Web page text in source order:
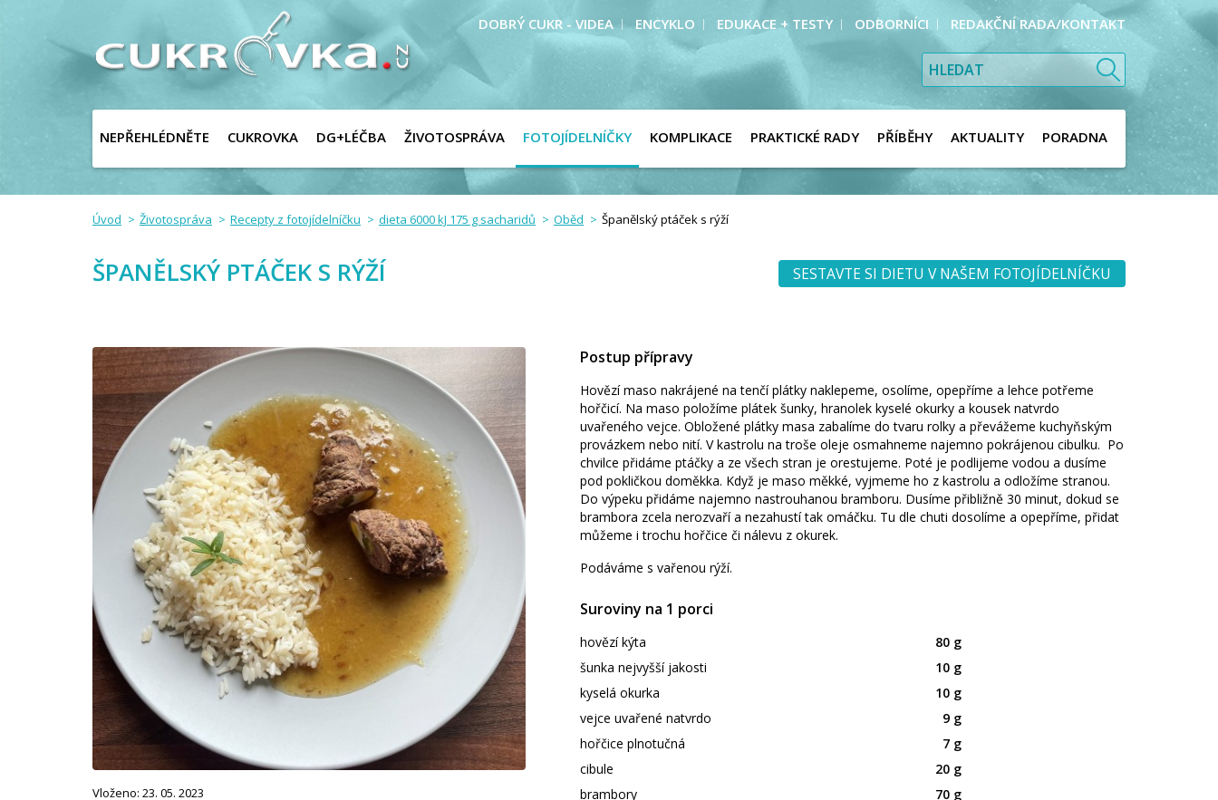
DOBRÝ CUKR - VIDEA ENCYKLO EDUKACE + TESTY ODBORNÍCI REDAKČNÍ RADA/KONTAKT
NEPŘEHLÉDNĚTE CUKROVKA DG+LÉČBA ŽIVOTOSPRÁVA FOTOJÍDELNÍČKY KOMPLIKACE PRAKTICKÉ RADY PŘÍBĚHY AKTUALITY PORADNA
Úvod Životospráva Recepty z fotojídelníčku dieta 6000 kJ 175 g sacharidů Oběd Španělský ptáček s rýží
ŠPANĚLSKÝ PTÁČEK S RÝŽÍ SESTAVTE SI DIETU V NAŠEM FOTOJÍDELNÍČKU
Vloženo: 23. 05. 2023
Postup přípravy
Hovězí maso nakrájené na tenčí plátky naklepeme, osolíme, opepříme a lehce potřeme
hořčicí. Na maso položíme plátek šunky, hranolek kyselé okurky a kousek natvrdo
uvařeného vejce. Obložené plátky masa zabalíme do tvaru rolky a převážeme kuchyňským
provázkem nebo nití. V kastrolu na troše oleje osmahneme najemno pokrájenou cibulku. Po
chvilce přidáme ptáčky a ze všech stran je orestujeme. Poté je podlijeme vodou a dusíme
pod pokličkou doměkka. Když je maso měkké, vyjmeme ho z kastrolu a odložíme stranou.
Do výpeku přidáme najemno nastrouhanou bramboru. Dusíme přibližně 30 minut, dokud se
brambora zcela nerozvaří a nezahustí tak omáčku. Tu dle chuti dosolíme a opepříme, přidat
můžeme i trochu hořčice či nálevu z okurek.
Podáváme s vařenou rýží.
Suroviny na 1 porci
hovězí kýta
80 g
šunka nejvyšší jakosti
10 g
kyselá okurka
10 g
vejce uvařené natvrdo
9 g
hořčice plnotučná
7 g
cibule
20 g
brambory
70 g